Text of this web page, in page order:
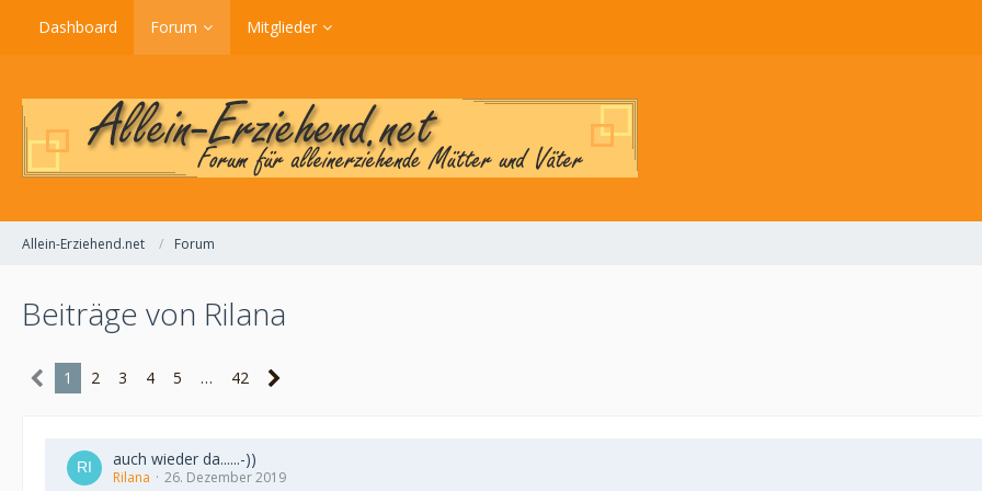
Dashboard Forum Mitglieder
Allein-Erziehend.net Forum
Beiträge von Rilana
1 2 3 4 5 … 42
auch wieder da......-))
Rilana 26. Dezember 2019